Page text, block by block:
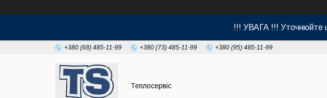
!!! УВАГА !!! Уточнюйте
+380 (68) 485-11-99 +380 (73) 485-11-99 +380 (95) 485-11-99
Теплосервіс